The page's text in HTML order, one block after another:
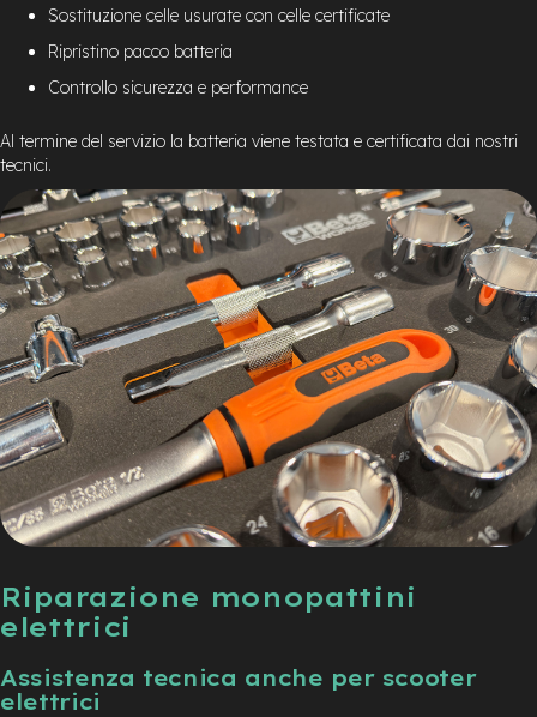
Sostituzione celle usurate con celle certificate
Ripristino pacco batteria
Controllo sicurezza e performance
Al termine del servizio la batteria viene testata e certificata dai nostri
tecnici.
Riparazione monopattini
elettrici
Assistenza tecnica anche per scooter
elettrici